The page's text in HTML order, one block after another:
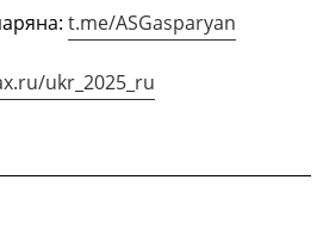
t.me/ASGasparyan
ukr_2025_ru